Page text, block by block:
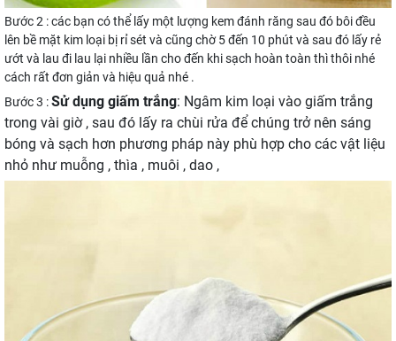
Bước 2 : các bạn có thể lấy một lượng kem đánh răng sau đó bôi đều
lên bề mặt kim loại bị rỉ sét và cũng chờ 5 đến 10 phút và sau đó lấy rẻ
ướt và lau đi lau lại nhiều lần cho đến khi sạch hoàn toàn thì thôi nhé
cách rất đơn giản và hiệu quả nhé .
Bước 3 :Sử dụng giấm trắng: Ngâm kim loại vào giấm trắng
trong vài giờ , sau đó lấy ra chùi rửa để chúng trở nên sáng
bóng và sạch hơn phương pháp này phù hợp cho các vật liệu
nhỏ như muỗng , thìa , muôi , dao ,